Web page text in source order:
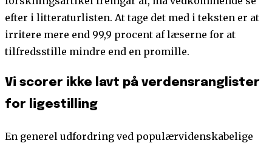
efter i litteraturlisten. At tage det med i teksten er at
irritere mere end 99,9 procent af læserne for at
tilfredsstille mindre end en promille.
Vi scorer ikke lavt på verdensranglister
for ligestilling
En generel udfordring ved populærvidenskabelige